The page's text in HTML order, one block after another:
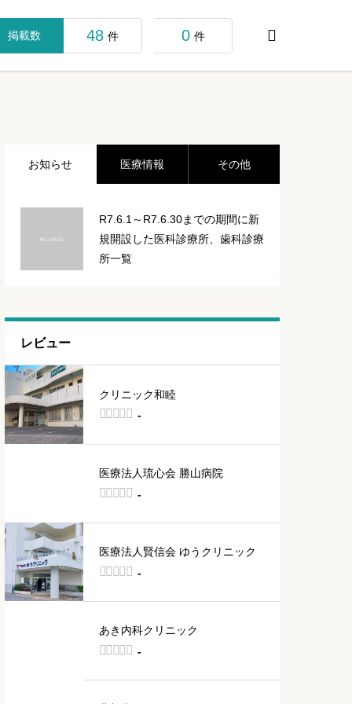

掲載数 48 件 0 件
お知らせ 医療情報 その他
R7.6.1～R7.6.30までの期間に新
規開設した医科診療所、歯科診療
所一覧
レビュー
クリニック和睦
   -
医療法人琉心会 勝山病院
   -
医療法人賢信会 ゆうクリニック
   -
あき内科クリニック
   -